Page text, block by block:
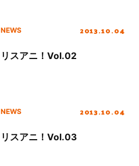
NEWS 2013.10.04
リスアニ！Vol.02
NEWS 2013.10.04
リスアニ！Vol.03